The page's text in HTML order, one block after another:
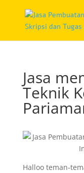
Jasa
Teknik
Halloo teman-